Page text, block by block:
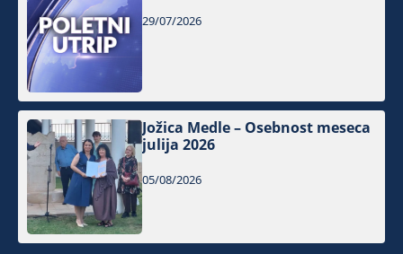
29/07/2026
Jožica Medle – Osebnost meseca
julija 2026
05/08/2026